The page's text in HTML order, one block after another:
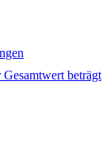
beträgt